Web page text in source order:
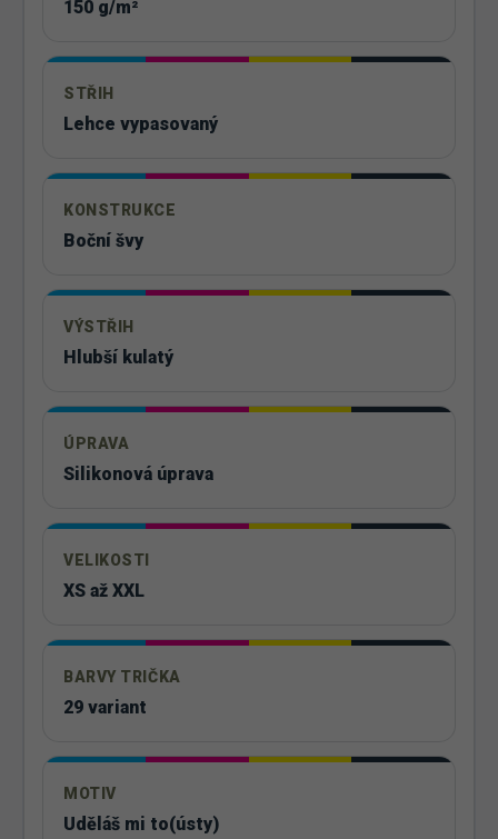
150 g/m²
STŘIH
Lehce vypasovaný
KONSTRUKCE
Boční švy
VÝSTŘIH
Hlubší kulatý
ÚPRAVA
Silikonová úprava
VELIKOSTI
XS až XXL
BARVY TRIČKA
29 variant
MOTIV
Uděláš mi to(ústy)